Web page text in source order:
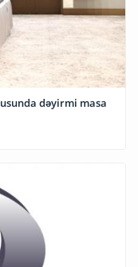
dəyirmi masa